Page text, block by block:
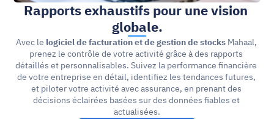
Rapports exhaustifs pour une vision
globale.
Avec le logiciel de facturation et de gestion de stocks Mahaal,
prenez le contrôle de votre activité grâce à des rapports
détaillés et personnalisables. Suivez la performance financière
de votre entreprise en détail, identifiez les tendances futures,
et piloter votre activité avec assurance, en prenant des
décisions éclairées basées sur des données fiables et
actualisées.